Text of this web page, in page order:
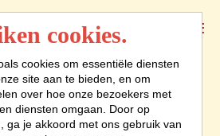
IS
cookies.
cookies om essentiële diensten
site aan te bieden, en om
over hoe onze bezoekers met
diensten omgaan. Door op
ga je akkoord met ons gebruik van